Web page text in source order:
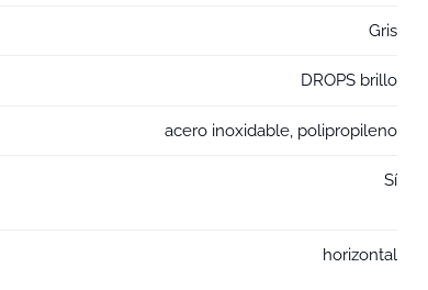
Gris
DROPS brillo
acero inoxidable, polipropileno
Sí
horizontal